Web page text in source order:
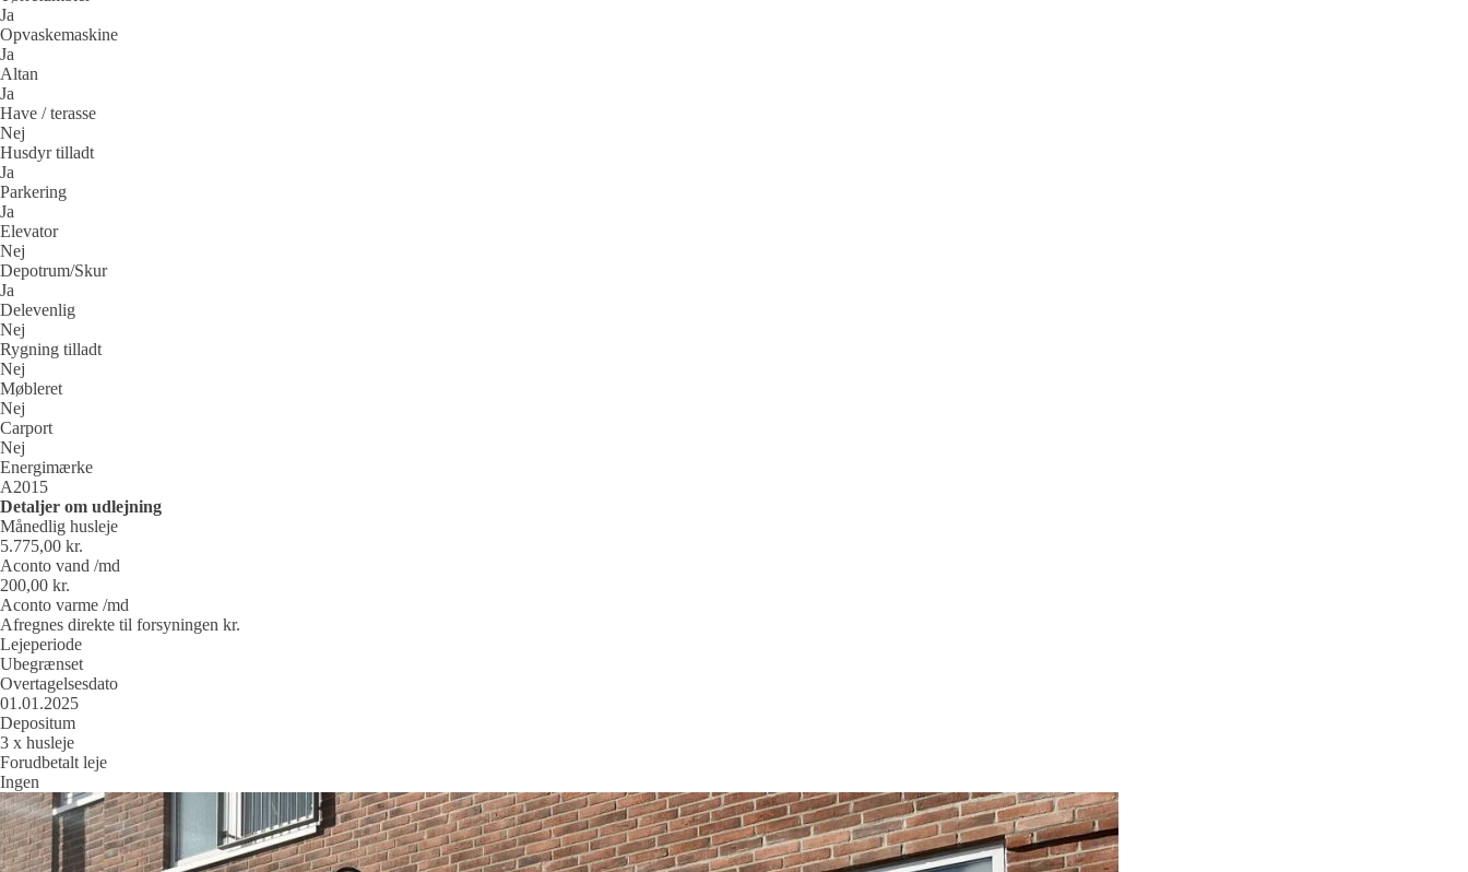
Ja
Opvaskemaskine
Ja
Altan
Ja
Have / terasse
Nej
Husdyr tilladt
Ja
Parkering
Ja
Elevator
Nej
Depotrum/Skur
Ja
Delevenlig
Nej
Rygning tilladt
Nej
Møbleret
Nej
Carport
Nej
Energimærke
A2015
Detaljer om udlejning
Månedlig husleje
5.775,00 kr.
Aconto vand /md
200,00 kr.
Aconto varme /md
Afregnes direkte til forsyningen kr.
Lejeperiode
Ubegrænset
Overtagelsesdato
01.01.2025
Depositum
3 x husleje
Forudbetalt leje
Ingen